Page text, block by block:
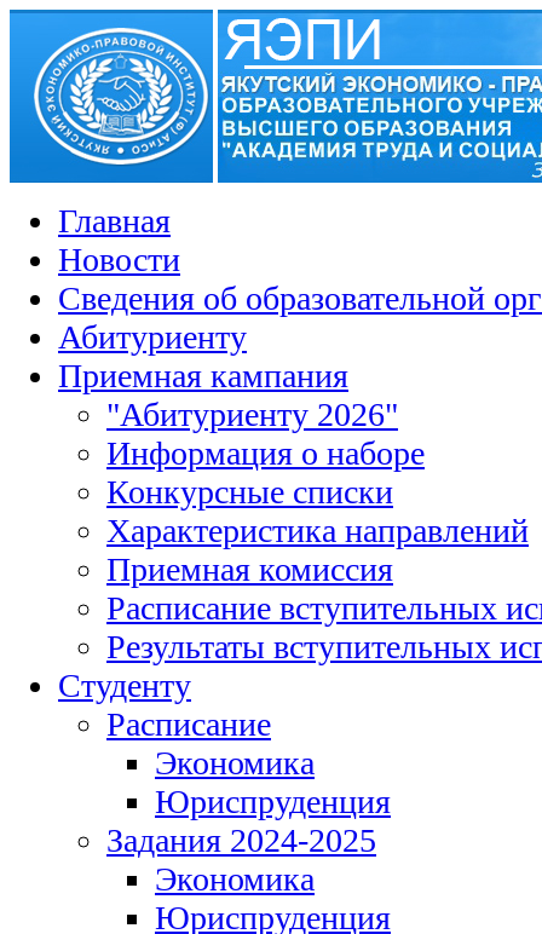
Главная
Новости
Сведения об образовательной
Абитуриенту
Приемная кампания
"Абитуриенту 2026"
Информация о наборе
Конкурсные списки
Характеристика направлений
Приемная комиссия
Расписание вступительных
Результаты вступительных
Студенту
Расписание
Экономика
Юриспруденция
Задания 2024-2025
Экономика
Юриспруденция